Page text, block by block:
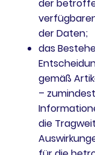
der
der Daten;
das
gemäß
–
die